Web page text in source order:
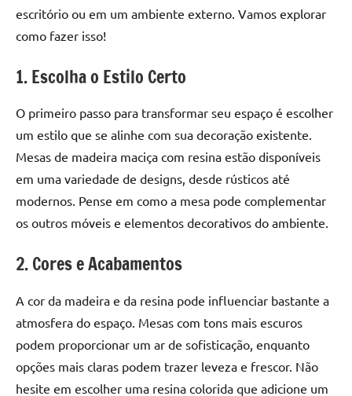
escritório ou em um ambiente externo. Vamos explorar
como fazer isso!
1. Escolha o Estilo Certo
O primeiro passo para transformar seu espaço é escolher
um estilo que se alinhe com sua decoração existente.
Mesas de madeira maciça com resina estão disponíveis
em uma variedade de designs, desde rústicos até
modernos. Pense em como a mesa pode complementar
os outros móveis e elementos decorativos do ambiente.
2. Cores e Acabamentos
A cor da madeira e da resina pode influenciar bastante a
atmosfera do espaço. Mesas com tons mais escuros
podem proporcionar um ar de sofisticação, enquanto
opções mais claras podem trazer leveza e frescor. Não
hesite em escolher uma resina colorida que adicione um